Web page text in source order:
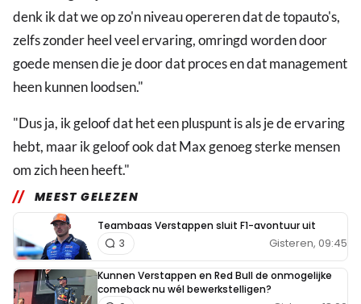
denk ik dat we op zo'n niveau opereren dat de topauto's,
zelfs zonder heel veel ervaring, omringd worden door
goede mensen die je door dat proces en dat management
heen kunnen loodsen."
"Dus ja, ik geloof dat het een pluspunt is als je de ervaring
hebt, maar ik geloof ook dat Max genoeg sterke mensen
om zich heen heeft."
MEEST GELEZEN
Teambaas Verstappen sluit F1-avontuur uit
Gisteren, 09:45
3
Kunnen Verstappen en Red Bull de onmogelijke
comeback nu wél bewerkstelligen?